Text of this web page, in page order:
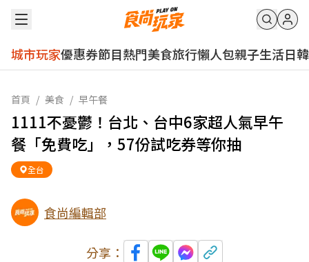
城市玩家優惠券節目熱門美食旅行懶人包親子生活日韓
首頁 / 美食 / 早午餐
1111不憂鬱！台北、台中6家超人氣早午
餐「免費吃」，57份試吃券等你抽
全台
食尚編輯部
分享：